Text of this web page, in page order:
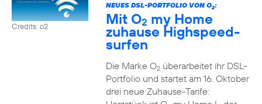
Credits: o2
NEUES DSL-PORTFOLIO VON O2:
Mit O2 my Home
zuhause Highspeed-
surfen
Die Marke O2überarbeitet ihr DSL-
Portfolio und startet am 16. Oktober
drei neue Zuhause-Tarife: